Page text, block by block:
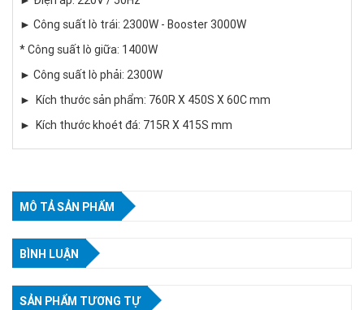
► Công suất lò trái: 2300W - Booster 3000W
* Công suất lò giữa: 1400W
► Công suất lò phải: 2300W
► Kích thước sản phẩm: 760R X 450S X 60C mm
► Kích thước khoét đá: 715R X 415S mm
MÔ TẢ SẢN PHẨM
BÌNH LUẬN
SẢN PHẨM TƯƠNG TỰ